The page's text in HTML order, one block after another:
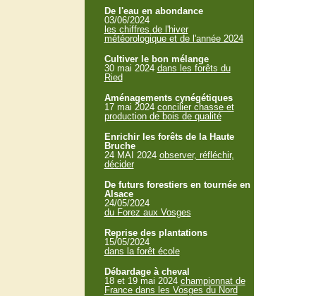
De l'eau en abondance
03/06/2024
les chiffres de l'hiver
météorologique et de l'année 2024
Cultiver le bon mélange
30 mai 2024 dans les forêts du
Ried
Aménagements cynégétiques
17 mai 2024 concilier chasse et
production de bois de qualité
Enrichir les forêts de la Haute
Bruche
24 MAI 2024 observer, réfléchir,
décider
De futurs forestiers en tournée en
Alsace
24/05/2024
du Forez aux Vosges
Reprise des plantations
15/05/2024
dans la forêt école
Débardage à cheval
18 et 19 mai 2024 championnat de
France dans les Vosges du Nord